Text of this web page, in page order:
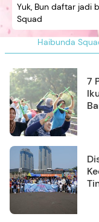
Haibunda
Yuk, Bun daftar jadi
Squad
7